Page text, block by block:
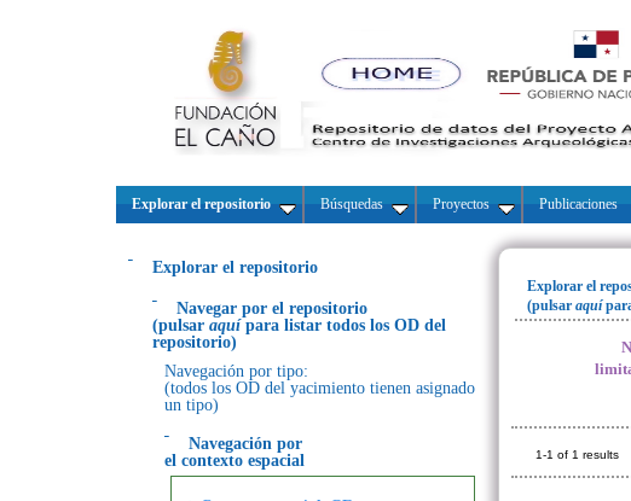
Explorar el repositorio Búsquedas Proyectos Publicaciones
Explorar el repositorio
Navegar por el repositorio
(pulsar aquí para listar todos los OD del
repositorio)
Navegación por tipo:
(todos los OD del yacimiento tienen asignado
un tipo)
Navegación por
el contexto espacial
Explorar el
(pulsar aquí
1-1 of 1 results